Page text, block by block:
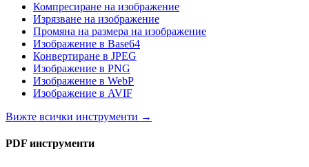
Компресиране на изображение
Изрязване на изображение
Промяна на размера на изображение
Изображение в Base64
Конвертиране в JPEG
Изображение в PNG
Изображение в WebP
Изображение в AVIF
Вижте всички инструменти →
PDF инструменти